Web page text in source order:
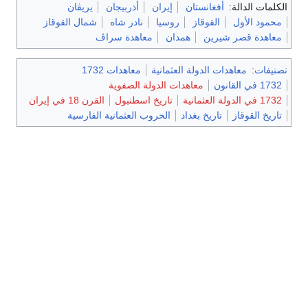
الكلمات الدالة: أفغانستان إيران أذربيجان
يريڤان
محمود الأول
القوقاز روسيا نادر شاه
شمال القوقاز
معاهدة قصر شيرين
همدان معاهدة سراڤ
تصنيفات: معاهدات الدولة العثمانية
معاهدات 1732
1732 في القانون
معاهدات الدولة الصفوية
1732 في الدولة العثمانية
تاريخ اسطنبول
القرن 18 في إيران
تاريخ القوقاز
تاريخ بغداد الحروب العثمانية الفارسية